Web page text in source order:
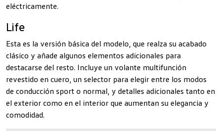
eléctricamente.
Life
Esta es la versión básica del modelo, que realza su acabado
clásico y añade algunos elementos adicionales para
destacarse del resto. Incluye un volante multifunción
revestido en cuero, un selector para elegir entre los modos
de conducción sport o normal, y detalles adicionales tanto en
el exterior como en el interior que aumentan su elegancia y
comodidad.